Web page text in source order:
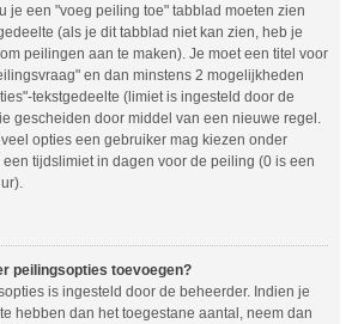
je een "voeg peiling toe" tabblad moeten zien
(als je dit tabblad niet kan zien, heb je
peilingen aan te maken). Je moet een titel voor
en dan minstens 2 mogelijkheden
tekstgedeelte (limiet is ingesteld door de
gescheiden door middel van een nieuwe regel.
opties een gebruiker mag kiezen onder
tijdslimiet in dagen voor de peiling (0 is een
peilingsopties toevoegen?
is ingesteld door de beheerder. Indien je
hebben dan het toegestane aantal, neem dan